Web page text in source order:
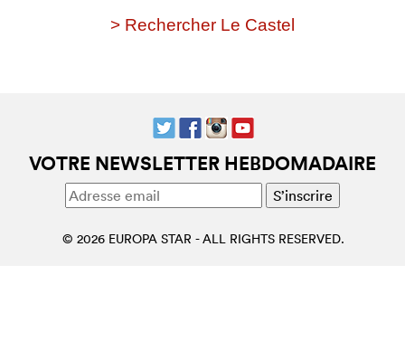
> Rechercher Le Castel
VOTRE NEWSLETTER HEBDOMADAIRE
© 2026 EUROPA STAR - ALL RIGHTS RESERVED.